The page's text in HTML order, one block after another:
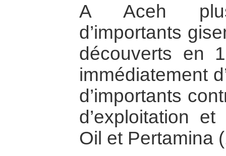
A Aceh plus
d’importants
découverts en
immédiatement
d’importants
d’exploitation
Oil et Pertamina